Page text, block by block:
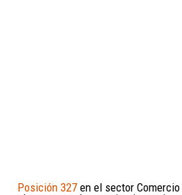
Posición 327 en el sector Comercio